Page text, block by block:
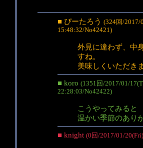
■ ぴーたろう (324回/2017/
15:48:32/No42421)
外見に違わず、中
すね。
美味しくいただき
■ koro (1351回/2017/01/
22:28:03/No42422)
こうやってみると
温かい季節のあり
■ knight (0回/2017/01/